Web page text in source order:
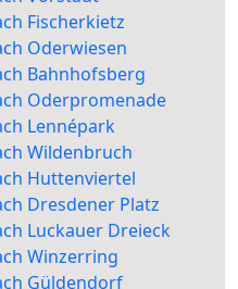
Fischerkietz
Oderwiesen
Bahnhofsberg
Oderpromenade
Lennépark
Wildenbruch
Huttenviertel
Dresdener Platz
Luckauer Dreieck
Winzerring
Güldendorf